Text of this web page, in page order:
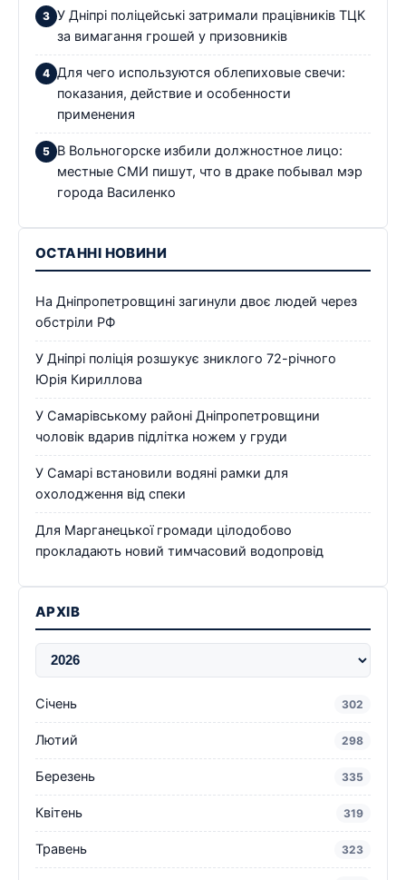
У Дніпрі поліцейські затримали працівників ТЦК
за вимагання грошей у призовників
Для чего используются облепиховые свечи:
показания, действие и особенности
применения
В Вольногорске избили должностное лицо:
местные СМИ пишут, что в драке побывал мэр
города Василенко
ОСТАННІ НОВИНИ
На Дніпропетровщині загинули двоє людей через
обстріли РФ
У Дніпрі поліція розшукує зниклого 72-річного
Юрія Кириллова
У Самарівському районі Дніпропетровщини
чоловік вдарив підлітка ножем у груди
У Самарі встановили водяні рамки для
охолодження від спеки
Для Марганецької громади цілодобово
прокладають новий тимчасовий водопровід
АРХІВ
Січень 302
Лютий 298
Березень 335
Квітень 319
Травень 323